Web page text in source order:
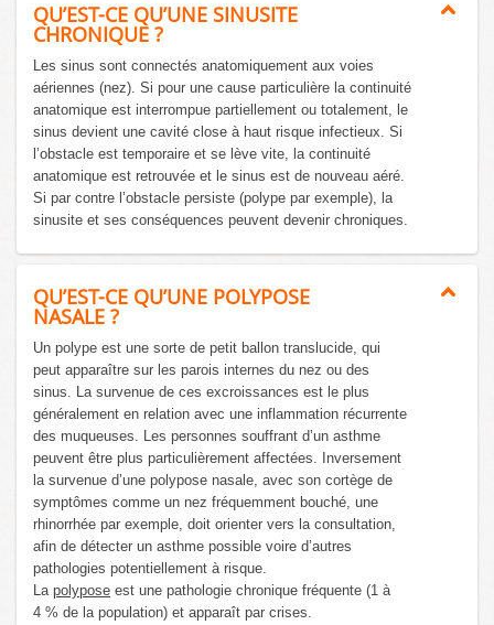
QU’EST-CE QU’UNE SINUSITE
CHRONIQUE ?
Les sinus sont connectés anatomiquement aux voies
aériennes (nez). Si pour une cause particulière la continuité
anatomique est interrompue partiellement ou totalement, le
sinus devient une cavité close à haut risque infectieux. Si
l’obstacle est temporaire et se lève vite, la continuité
anatomique est retrouvée et le sinus est de nouveau aéré.
Si par contre l’obstacle persiste (polype par exemple), la
sinusite et ses conséquences peuvent devenir chroniques.
QU’EST-CE QU’UNE POLYPOSE
NASALE ?
Un polype est une sorte de petit ballon translucide, qui
peut apparaître sur les parois internes du nez ou des
sinus. La survenue de ces excroissances est le plus
généralement en relation avec une inflammation récurrente
des muqueuses. Les personnes souffrant d’un asthme
peuvent être plus particulièrement affectées. Inversement
la survenue d’une polypose nasale, avec son cortège de
symptômes comme un nez fréquemment bouché, une
rhinorrhée par exemple, doit orienter vers la consultation,
afin de détecter un asthme possible voire d’autres
pathologies potentiellement à risque.
La polypose est une pathologie chronique fréquente (1 à
4 % de la population) et apparaît par crises.